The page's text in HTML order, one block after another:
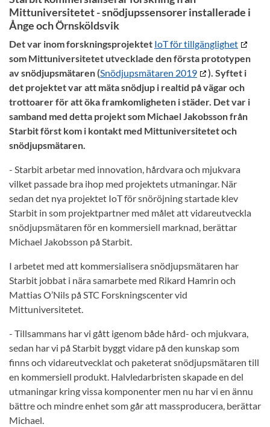
Mittuniversitetet - snödjupssensorer installerade i
Ånge och Örnsköldsvik
Det var inom forskningsprojektet IoT för tillgänglighet
som Mittuniversitetet utvecklade den första prototypen
av snödjupsmätaren (Snödjupsmätaren 2019
). Syftet i
det projektet var att mäta snödjup i realtid på vägar och
trottoarer för att öka framkomligheten i städer. Det var i
samband med detta projekt som Michael Jakobsson från
Starbit först kom i kontakt med Mittuniversitetet och
snödjupsmätaren.
- Starbit arbetar med innovation, hårdvara och mjukvara
vilket passade bra ihop med projektets utmaningar. När
sedan det nya projektet IoT för snöröjning startade klev
Starbit in som projektpartner med målet att vidareutveckla
snödjupsmätaren för en kommersiell marknad, berättar
Michael Jakobsson på Starbit.
I arbetet med att kommersialisera snödjupsmätaren har
Starbit jobbat i nära samarbete med Rikard Hamrin och
Mattias O’Nils på STC Forskningscenter vid
Mittuniversitetet.
- Tillsammans har vi gått igenom både hård- och mjukvara,
sedan har vi på Starbit byggt vidare på den kunskap som
finns och vidareutvecklat och paketerat snödjupsmätaren till
en kommersiell produkt. Halvledarbristen skapade en del
utmaningar kring vissa komponenter men nu har vi en ännu
bättre och mindre enhet som går att massproducera, berättar
Michael.